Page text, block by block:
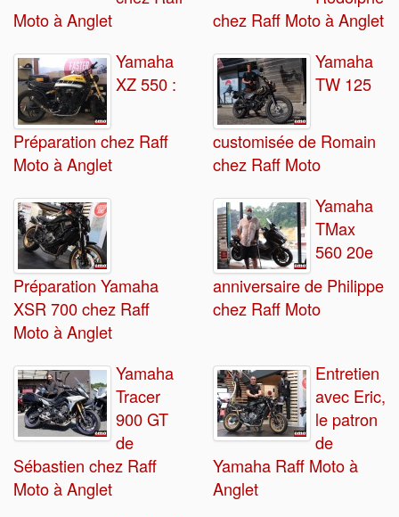
Moto à Anglet
chez Raff Moto à Anglet
Yamaha
XZ 550 :
Préparation chez Raff
Moto à Anglet
Yamaha
TW 125
customisée de Romain
chez Raff Moto
Préparation Yamaha
XSR 700 chez Raff
Moto à Anglet
Yamaha
TMax
560 20e
anniversaire de Philippe
chez Raff Moto
Yamaha
Tracer
900 GT
de
Sébastien chez Raff
Moto à Anglet
Entretien
avec Eric,
le patron
de
Yamaha Raff Moto à
Anglet